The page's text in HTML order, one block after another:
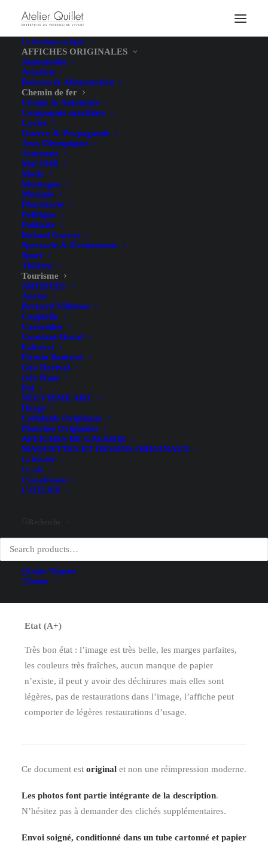
La boutique en ligne
AFFICHES ORIGINALES
Automobile
Aviation
Boisson & Alimentation
Chemin de fer
Cirque & Automate
Compagnie maritime
Cycles
Guerre & Propagande
Jeux Olympiques
Journaux
Mai 1968
Mode
Montagne
Musique
Pharmacie
Politique
Publicité
Roland Garros
Spectacle & Évènements
Sport
Théâtre
Tourisme
ARTISTES
Auriac
Bernard Villemot
Cappiello
Cassandre
Constant-Duval
Falcucci
Firmin Bouisset
Géo Dorival
Géo Ham
Pal
NEUVIÈME ART
Hergé
Celluloïds Originaux
Planches Originales
AFFICHES DE GALERIE
MAQUETTES ET DESSINS ORIGINAUX
La librairie
Le café
L’encadrement
L’ATELIER
Login / Register
Panier
Bordeaux – Hugo D’Alési –
1896
Illustrateur
Date
Technique d'impression
Conditionnement
Etat (A+)
Très bon état : l’image est très belle, les marges parfaites,
les couleurs très fraîches, aucun manque de papier
n’existe, il peut y avoir des déchirures mais elles sont
légères, pas de restaurations dans l’image, l’affiche peut
comporter de légères restaurations d’usage.
Ce document est original et non une réimpression moderne.
Les photos font partie intégrante de la description.
N’hésitez pas à demander des clichés supplémentaires.
Envoi soigné, conditionné dans un tube cartonné et papier